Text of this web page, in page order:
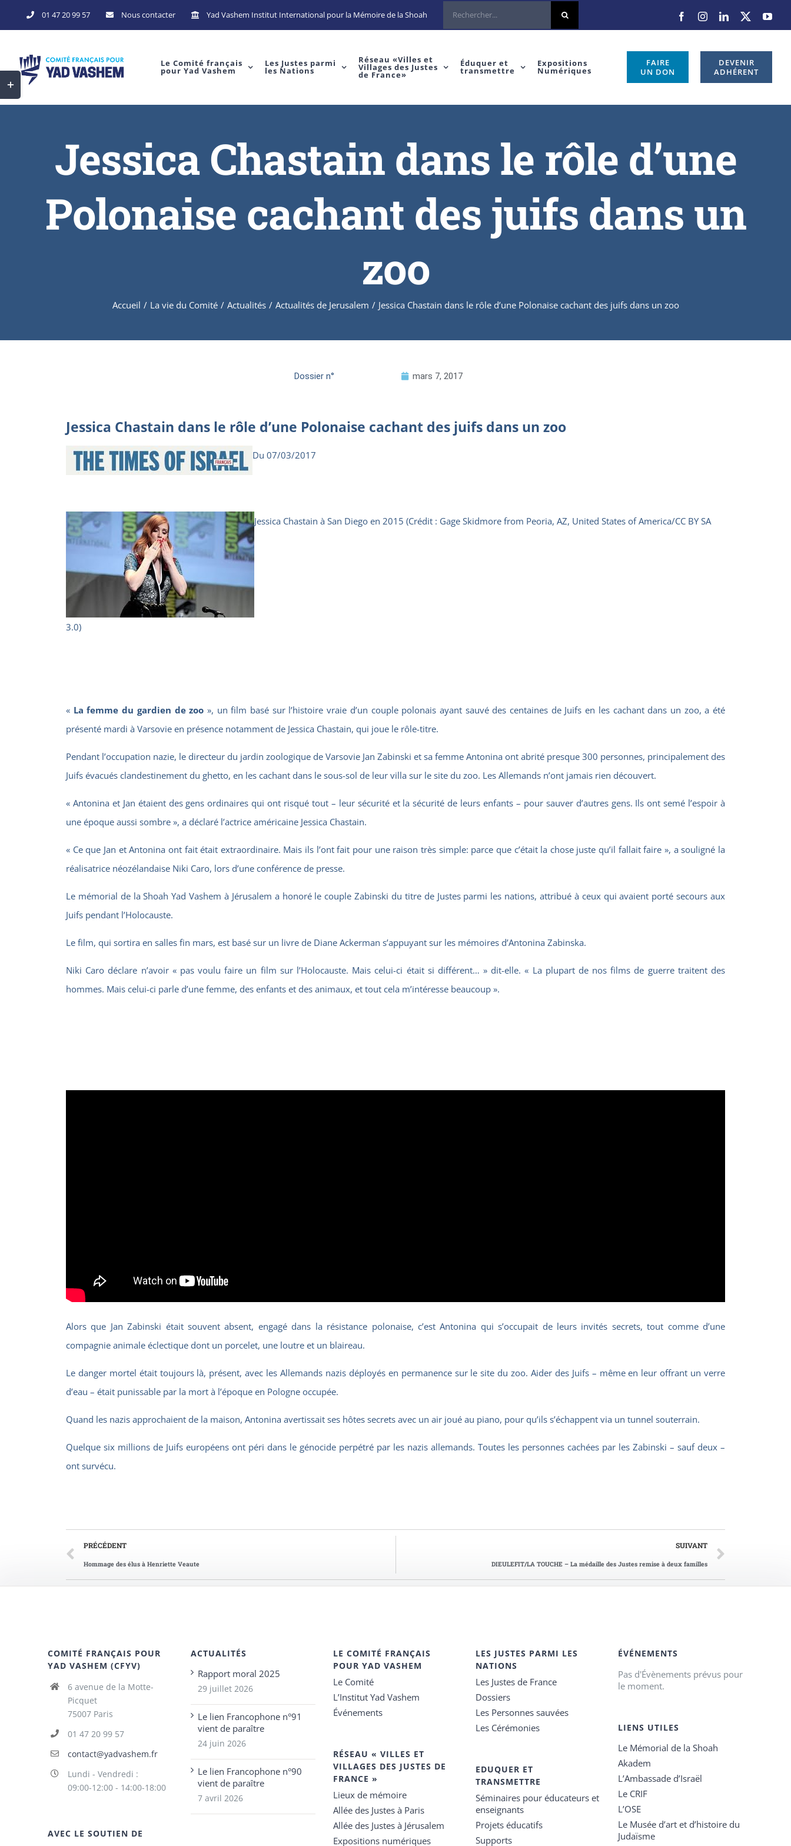
01 47 20 99 57 Nous contacter Yad Vashem Institut International pour la Mémoire de la Shoah
Le Comité français
pour Yad Vashem
Les Justes parmi
les Nations
Réseau «Villes et
Villages des Justes
de France»
Éduquer et
transmettre
Expositions
Numériques
FAIRE
UN DON
DEVENIR
ADHÉRENT
Jessica Chastain dans le rôle d’une
Polonaise cachant des juifs dans un
zoo
Accueil / La vie du Comité / Actualités / Actualités de Jerusalem / Jessica Chastain dans le rôle d’une Polonaise cachant des juifs dans un zoo
Dossier n° mars 7, 2017
Jessica Chastain dans le rôle d’une Polonaise cachant des juifs dans un zoo
Du 07/03/2017
Jessica Chastain à San Diego en 2015 (Crédit : Gage Skidmore from Peoria, AZ, United States of America/CC BY SA
3.0)
« La femme du gardien de zoo », un film basé sur l’histoire vraie d’un couple polonais ayant sauvé des centaines de Juifs en les cachant dans un zoo, a été
présenté mardi à Varsovie en présence notamment de Jessica Chastain, qui joue le rôle-titre.
Pendant l’occupation nazie, le directeur du jardin zoologique de Varsovie Jan Zabinski et sa femme Antonina ont abrité presque 300 personnes, principalement des
Juifs évacués clandestinement du ghetto, en les cachant dans le sous-sol de leur villa sur le site du zoo. Les Allemands n’ont jamais rien découvert.
« Antonina et Jan étaient des gens ordinaires qui ont risqué tout – leur sécurité et la sécurité de leurs enfants – pour sauver d’autres gens. Ils ont semé l’espoir à
une époque aussi sombre », a déclaré l’actrice américaine Jessica Chastain.
« Ce que Jan et Antonina ont fait était extraordinaire. Mais ils l’ont fait pour une raison très simple: parce que c’était la chose juste qu’il fallait faire », a souligné la
réalisatrice néozélandaise Niki Caro, lors d’une conférence de presse.
Le mémorial de la Shoah Yad Vashem à Jérusalem a honoré le couple Zabinski du titre de Justes parmi les nations, attribué à ceux qui avaient porté secours aux
Juifs pendant l’Holocauste.
Le film, qui sortira en salles fin mars, est basé sur un livre de Diane Ackerman s’appuyant sur les mémoires d’Antonina Zabinska.
Niki Caro déclare n’avoir « pas voulu faire un film sur l’Holocauste. Mais celui-ci était si différent… » dit-elle. « La plupart de nos films de guerre traitent des
hommes. Mais celui-ci parle d’une femme, des enfants et des animaux, et tout cela m’intéresse beaucoup ».
Alors que Jan Zabinski était souvent absent, engagé dans la résistance polonaise, c’est Antonina qui s’occupait de leurs invités secrets, tout comme d’une
compagnie animale éclectique dont un porcelet, une loutre et un blaireau.
Le danger mortel était toujours là, présent, avec les Allemands nazis déployés en permanence sur le site du zoo. Aider des Juifs – même en leur offrant un verre
d’eau – était punissable par la mort à l’époque en Pologne occupée.
Quand les nazis approchaient de la maison, Antonina avertissait ses hôtes secrets avec un air joué au piano, pour qu’ils s’échappent via un tunnel souterrain.
Quelque six millions de Juifs européens ont péri dans le génocide perpétré par les nazis allemands. Toutes les personnes cachées par les Zabinski – sauf deux –
ont survécu.
PRÉCÉDENT
Hommage des élus à Henriette Veaute
SUIVANT
DIEULEFIT/LA TOUCHE – La médaille des Justes remise à deux familles
COMITÉ FRANÇAIS POUR
YAD VASHEM (CFYV)
6 avenue de la Motte-
Picquet
75007 Paris
01 47 20 99 57
contact@yadvashem.fr
Lundi - Vendredi :
09:00-12:00 - 14:00-18:00
AVEC LE SOUTIEN DE
ACTUALITÉS
Rapport moral 2025
29 juillet 2026
Le lien Francophone n°91
vient de paraître
24 juin 2026
Le lien Francophone n°90
vient de paraître
7 avril 2026
LE COMITÉ FRANÇAIS
POUR YAD VASHEM
Le Comité
L’Institut Yad Vashem
Événements
RÉSEAU « VILLES ET
VILLAGES DES JUSTES DE
FRANCE »
Lieux de mémoire
Allée des Justes à Paris
Allée des Justes à Jérusalem
Expositions numériques
LES JUSTES PARMI LES
NATIONS
Les Justes de France
Dossiers
Les Personnes sauvées
Les Cérémonies
EDUQUER ET
TRANSMETTRE
Séminaires pour éducateurs et
enseignants
Projets éducatifs
Supports
ÉVÉNEMENTS
Pas d'Évènements prévus pour
le moment.
LIENS UTILES
Le Mémorial de la Shoah
Akadem
L’Ambassade d’Israël
Le CRIF
L’OSE
Le Musée d’art et d’histoire du
Judaïsme